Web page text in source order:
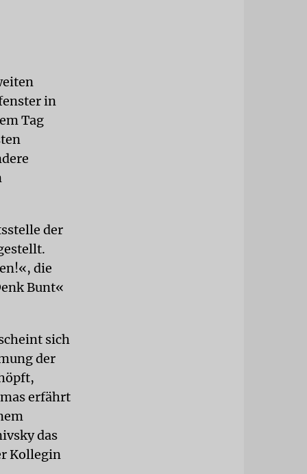
in
Tag
der
die
Bunt«
sich
der
erfährt
das
Kollegin